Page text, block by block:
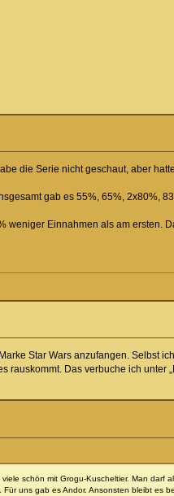
die Serie nicht geschaut, aber
gab es 55%, 65%, 2x80%,
Einnahmen als am ersten.
Star Wars anzufangen. Selbst
Das verbuche ich unter
schön mit Grogu-Kuscheltier. Man darf
uns gab es Andor. Ansonsten bleibt es